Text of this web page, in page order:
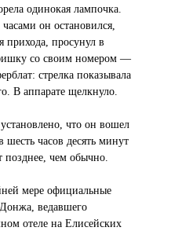
одинокая лампочка.
он остановился,
прихода, просунул в
со своим номером —
стрелка показывала
В аппарате щелкнуло.
что он вошел
шесть часов десять минут
позднее, чем обычно.
мере официальные
ведавшего
отеле на Елисейских